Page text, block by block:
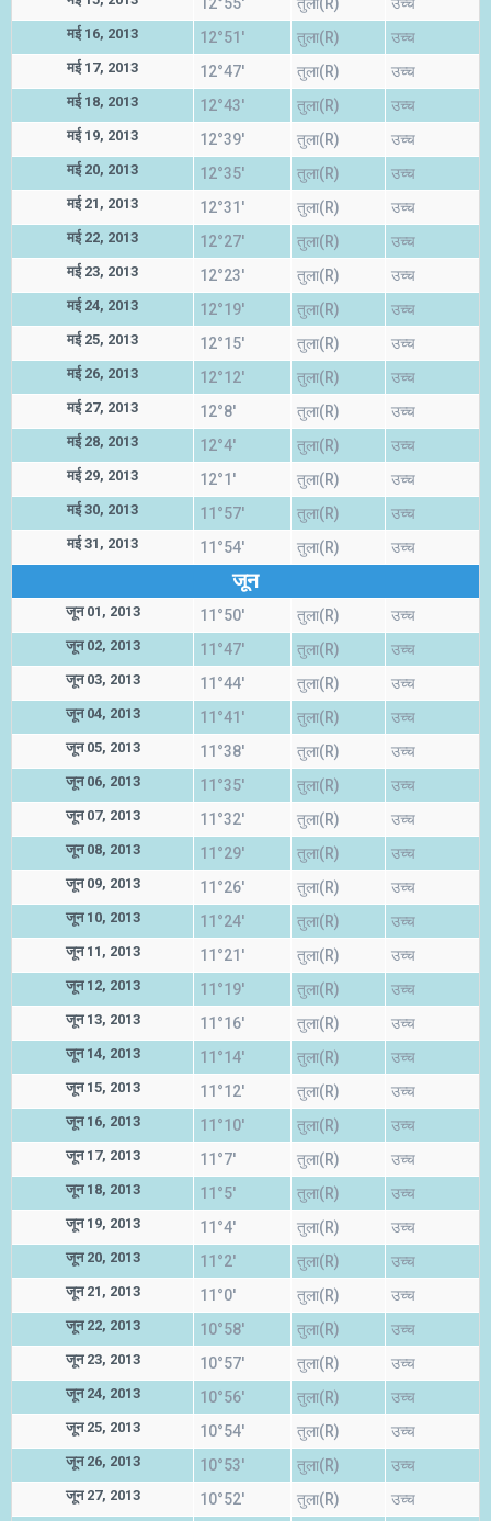
मई 16, 2013 12°51' तुला(R) उच्च
मई 17, 2013 12°47' तुला(R) उच्च
मई 18, 2013 12°43' तुला(R) उच्च
मई 19, 2013 12°39' तुला(R) उच्च
मई 20, 2013 12°35' तुला(R) उच्च
मई 21, 2013 12°31' तुला(R) उच्च
मई 22, 2013 12°27' तुला(R) उच्च
मई 23, 2013 12°23' तुला(R) उच्च
मई 24, 2013 12°19' तुला(R) उच्च
मई 25, 2013 12°15' तुला(R) उच्च
मई 26, 2013 12°12' तुला(R) उच्च
मई 27, 2013 12°8' तुला(R) उच्च
मई 28, 2013 12°4' तुला(R) उच्च
मई 29, 2013 12°1' तुला(R) उच्च
मई 30, 2013 11°57' तुला(R) उच्च
मई 31, 2013 11°54' तुला(R) उच्च
जून
जून 01, 2013 11°50' तुला(R) उच्च
जून 02, 2013 11°47' तुला(R) उच्च
जून 03, 2013 11°44' तुला(R) उच्च
जून 04, 2013 11°41' तुला(R) उच्च
जून 05, 2013 11°38' तुला(R) उच्च
जून 06, 2013 11°35' तुला(R) उच्च
जून 07, 2013 11°32' तुला(R) उच्च
जून 08, 2013 11°29' तुला(R) उच्च
जून 09, 2013 11°26' तुला(R) उच्च
जून 10, 2013 11°24' तुला(R) उच्च
जून 11, 2013 11°21' तुला(R) उच्च
जून 12, 2013 11°19' तुला(R) उच्च
जून 13, 2013 11°16' तुला(R) उच्च
जून 14, 2013 11°14' तुला(R) उच्च
जून 15, 2013 11°12' तुला(R) उच्च
जून 16, 2013 11°10' तुला(R) उच्च
जून 17, 2013 11°7' तुला(R) उच्च
जून 18, 2013 11°5' तुला(R) उच्च
जून 19, 2013 11°4' तुला(R) उच्च
जून 20, 2013 11°2' तुला(R) उच्च
जून 21, 2013 11°0' तुला(R) उच्च
जून 22, 2013 10°58' तुला(R) उच्च
जून 23, 2013 10°57' तुला(R) उच्च
जून 24, 2013 10°56' तुला(R) उच्च
जून 25, 2013 10°54' तुला(R) उच्च
जून 26, 2013 10°53' तुला(R) उच्च
जून 27, 2013 10°52' तुला(R) उच्च